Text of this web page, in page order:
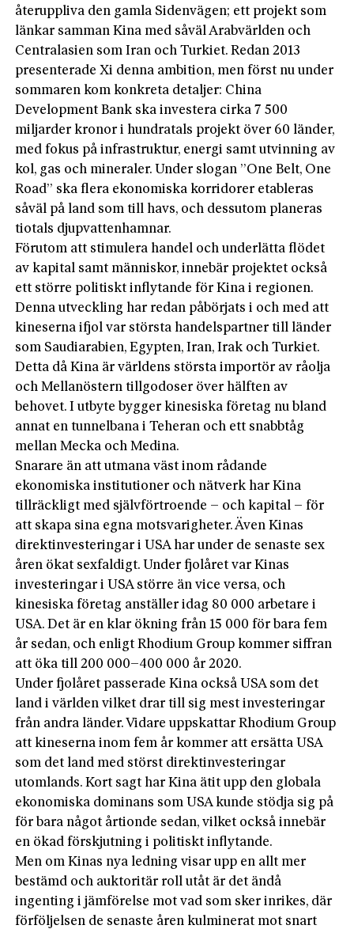
återuppliva den gamla Sidenvägen; ett projekt som
länkar samman Kina med såväl Arabvärlden och
Centralasien som Iran och Turkiet. Redan 2013
presenterade Xi denna ambition, men först nu under
sommaren kom konkreta detaljer: China
Development Bank ska investera cirka 7 500
miljarder kronor i hundratals projekt över 60 länder,
med fokus på infrastruktur, energi samt utvinning av
kol, gas och mineraler. Under slogan ”One Belt, One
Road” ska flera ekonomiska korridorer etableras
såväl på land som till havs, och dessutom planeras
tiotals djupvattenhamnar.
Förutom att stimulera handel och underlätta flödet
av kapital samt människor, innebär projektet också
ett större politiskt inflytande för Kina i regionen.
Denna utveckling har redan påbörjats i och med att
kineserna ifjol var största handelspartner till länder
som Saudiarabien, Egypten, Iran, Irak och Turkiet.
Detta då Kina är världens största importör av råolja
och Mellanöstern tillgodoser över hälften av
behovet. I utbyte bygger kinesiska företag nu bland
annat en tunnelbana i Teheran och ett snabbtåg
mellan Mecka och Medina.
Snarare än att utmana väst inom rådande
ekonomiska institutioner och nätverk har Kina
tillräckligt med självförtroende – och kapital – för
att skapa sina egna motsvarigheter. Även Kinas
direktinvesteringar i USA har under de senaste sex
åren ökat sexfaldigt. Under fjolåret var Kinas
investeringar i USA större än vice versa, och
kinesiska företag anställer idag 80 000 arbetare i
USA. Det är en klar ökning från 15 000 för bara fem
år sedan, och enligt Rhodium Group kommer siffran
att öka till 200 000–400 000 år 2020.
Under fjolåret passerade Kina också USA som det
land i världen vilket drar till sig mest investeringar
från andra länder. Vidare uppskattar Rhodium Group
att kineserna inom fem år kommer att ersätta USA
som det land med störst direktinvesteringar
utomlands. Kort sagt har Kina ätit upp den globala
ekonomiska dominans som USA kunde stödja sig på
för bara något årtionde sedan, vilket också innebär
en ökad förskjutning i politiskt inflytande.
Men om Kinas nya ledning visar upp en allt mer
bestämd och auktoritär roll utåt är det ändå
ingenting i jämförelse mot vad som sker inrikes, där
förföljelsen de senaste åren kulminerat mot snart